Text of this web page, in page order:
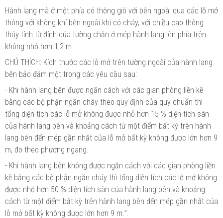
Hành lang mà ở một phía có thông gió với bên ngoài qua các lỗ mở
thông với không khí bên ngoài khi có cháy, với chiều cao thông
thủy tính từ đỉnh của tường chắn ở mép hành lang lên phía trên
không nhỏ hơn 1,2 m.
CHÚ THÍCH: Kích thước các lỗ mở trên tường ngoài của hành lang
bên bảo đảm một trong các yêu cầu sau:
- Khi hành lang bên được ngăn cách với các gian phòng liền kề
bằng các bộ phận ngăn cháy theo quy định của quy chuẩn thì
tổng diện tích các lỗ mở không được nhỏ hơn 15 % diện tích sàn
của hành lang bên và khoảng cách từ một điểm bất kỳ trên hành
lang bên đến mép gần nhất của lỗ mở bất kỳ không được lớn hơn 9
m, đo theo phương ngang.
- Khi hành lang bên không được ngăn cách với các gian phòng liền
kề bằng các bộ phận ngăn cháy thì tổng diện tích các lỗ mở không
được nhỏ hơn 50 % diện tích sàn của hành lang bên và khoảng
cách từ một điểm bất kỳ trên hành lang bên đến mép gần nhất của
lỗ mở bất kỳ không được lớn hơn 9 m. ”